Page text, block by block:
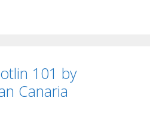
101 by
Canaria